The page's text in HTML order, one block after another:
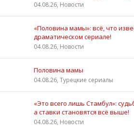
04.08.26, Новости
«Половина мамы»: всё, что
драматическом сериале!
04.08.26, Новости
Половина мамы
04.08.26, Турецкие сериалы
«Это всего лишь Стамбул»:
а ставки становятся всё выше!
04.08.26, Новости